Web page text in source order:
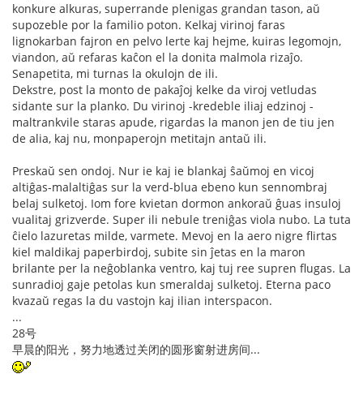
konkure alkuras, superrande plenigas grandan tason, aŭ
supozeble por la familio poton. Kelkaj virinoj faras
lignokarban fajron en pelvo lerte kaj hejme, kuiras legomojn,
viandon, aŭ refaras kaĉon el la donita malmola rizaĵo.
Senapetita, mi turnas la okulojn de ili.
Dekstre, post la monto de pakaĵoj kelke da viroj vetludas
sidante sur la planko. Du virinoj -kredeble iliaj edzinoj -
maltrankvile staras apude, rigardas la manon jen de tiu jen
de alia, kaj nu, monpaperojn metitajn antaŭ ili.
Preskaŭ sen ondoj. Nur ie kaj ie blankaj ŝaŭmoj en vicoj
altiĝas-malaltiĝas sur la verd-blua ebeno kun sennombraj
belaj sulketoj. Iom fore kvietan dormon ankoraŭ ĝuas insuloj
vualitaj grizverde. Super ili nebule treniĝas viola nubo. La tuta
ĉielo lazuretas milde, varmete. Mevoj en la aero nigre flirtas
kiel maldikaj paperbirdoj, subite sin ĵetas en la maron
brilante per la neĝoblanka ventro, kaj tuj ree supren flugas. La
sunradioj gaje petolas kun smeraldaj sulketoj. Eterna paco
kvazaŭ regas la du vastojn kaj ilian interspacon.
...
28号
早晨的阳光，努力地透过关闭的圆形窗射进房间...